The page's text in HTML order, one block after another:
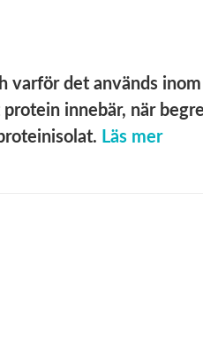
varför det används
innebär, när
Läs mer